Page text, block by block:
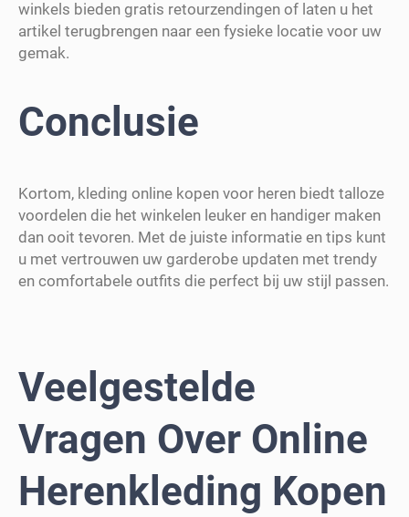
winkels bieden gratis retourzendingen of laten u het
artikel terugbrengen naar een fysieke locatie voor uw
gemak.
Conclusie
Kortom, kleding online kopen voor heren biedt talloze
voordelen die het winkelen leuker en handiger maken
dan ooit tevoren. Met de juiste informatie en tips kunt
u met vertrouwen uw garderobe updaten met trendy
en comfortabele outfits die perfect bij uw stijl passen.
Veelgestelde
Vragen Over Online
Herenkleding Kopen